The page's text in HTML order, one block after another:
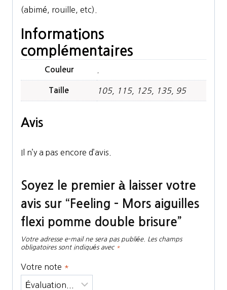
(abimé, rouille, etc).
Informations
complémentaires
Couleur
Taille 105, 115, 125, 135, 95
Avis
Il n’y a pas encore d’avis.
Soyez le premier à laisser votre
avis sur “Feeling – Mors aiguilles
flexi pomme double brisure”
Votre adresse e-mail ne sera pas publiée.
Les champs
obligatoires sont indiqués avec *
Votre note *